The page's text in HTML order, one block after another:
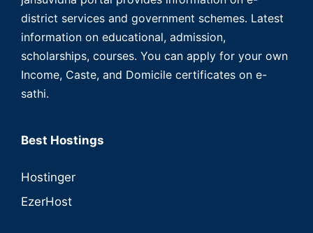
district services and government schemes. Latest
information on educational, admission,
scholarships, courses. You can apply for your own
Income, Caste, and Domicile certificates on e-
sathi.
Best Hostings
Hostinger
EzerHost